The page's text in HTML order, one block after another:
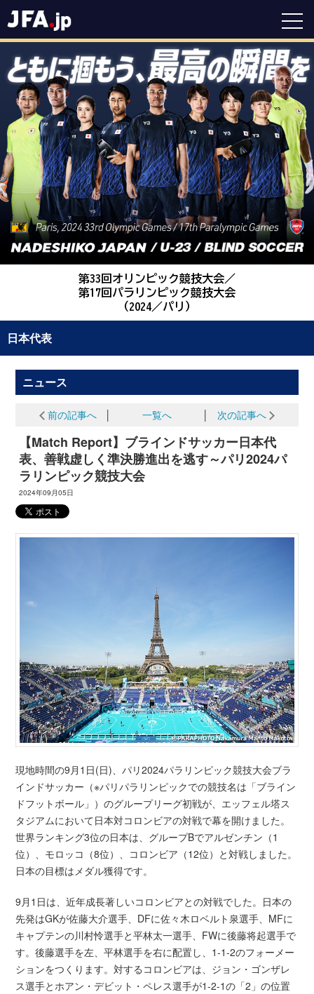
第33回オリンピック競技大会／
第17回パラリンピック競技大会
（2024／パリ）
日本代表
ニュース
前の記事へ 一覧へ 次の記事へ
【Match Report】ブラインドサッカー日本代
表、善戦虚しく準決勝進出を逃す～パリ2024パ
ラリンピック競技大会
2024年09月05日
現地時間の9月1日(日)、パリ2024パラリンピック競技大会ブラ
インドサッカー（※パリパラリンピックでの競技名は「ブライン
ドフットボール」）のグループリーグ初戦が、エッフェル塔ス
タジアムにおいて日本対コロンビアの対戦で幕を開けました。
世界ランキング3位の日本は、グループBでアルゼンチン（1
位）、モロッコ（8位）、コロンビア（12位）と対戦しました。
日本の目標はメダル獲得です。
9月1日は、近年成長著しいコロンビアとの対戦でした。日本の
先発はGKが佐藤大介選手、DFに佐々木ロベルト泉選手、MFに
キャプテンの川村怜選手と平林太一選手、FWに後藤将起選手で
す。後藤選手を左、平林選手を右に配置し、1-1-2のフォーメー
ションをつくります。対するコロンビアは、ジョン・ゴンザレ
ス選手とホアン・デビット・ペレス選手が1-2-1の「2」の位置